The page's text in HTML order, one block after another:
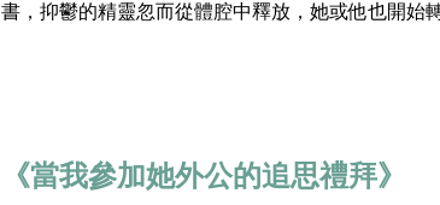
書，抑鬱的精靈忽而從體腔中釋放，她或他也開始
《當我參加她外公的追思禮拜》